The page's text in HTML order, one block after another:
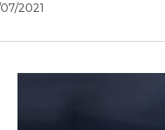
2021